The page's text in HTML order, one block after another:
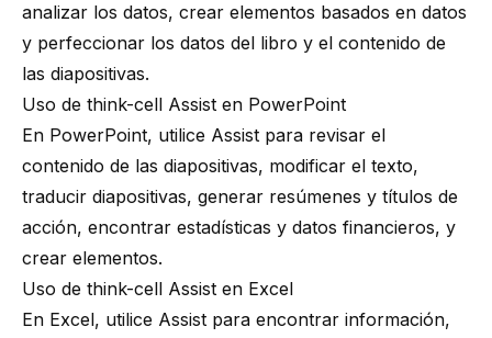
analizar los datos, crear elementos basados en datos
y perfeccionar los datos del libro y el contenido de
las diapositivas.
Uso de think-cell Assist en PowerPoint
En PowerPoint, utilice Assist para revisar el
contenido de las diapositivas, modificar el texto,
traducir diapositivas, generar resúmenes y títulos de
acción, encontrar estadísticas y datos financieros, y
crear elementos.
Uso de think-cell Assist en Excel
En Excel, utilice Assist para encontrar información,